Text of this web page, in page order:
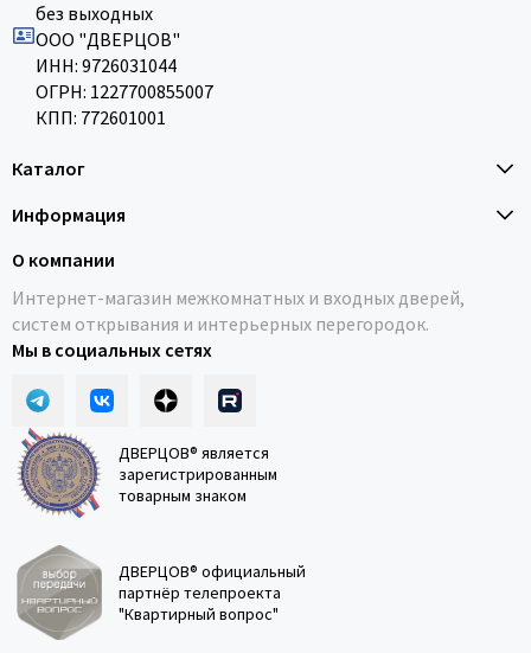
без выходных
ООО "ДВЕРЦОВ"
ИНН: 9726031044
ОГРН: 1227700855007
КПП: 772601001
Каталог
Информация
О компании
Интернет-магазин межкомнатных и входных дверей,
систем открывания и интерьерных перегородок.
Мы в социальных сетях
ДВЕРЦОВ® является
зарегистрированным
товарным знаком
ДВЕРЦОВ® официальный
партнёр телепроекта
"Квартирный вопрос"